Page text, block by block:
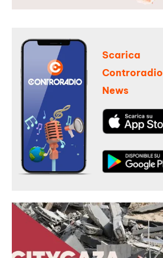
Scarica
Controradio
News